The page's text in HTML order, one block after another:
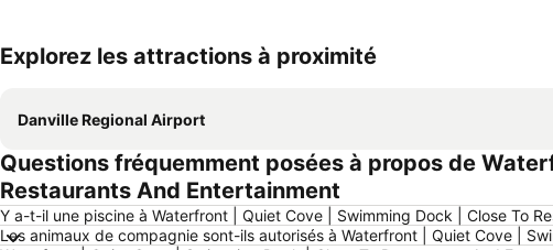
Explorez les attractions à proximité
Danville Regional Airport
Questions fréquemment posées à propos de
Restaurants And Entertainment
Y a-t-il une piscine à Waterfront | Quiet Cove | Swimming Dock | Close To
Les animaux de compagnie sont-ils autorisés à Waterfront | Quiet Cove |